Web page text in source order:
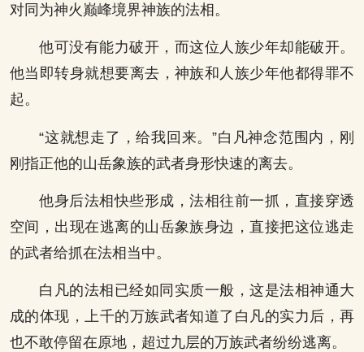
对同为神火巅峰境界神族的法相。
他可没有能力破开，而这位人族少年却能破开。
他当即转身就想要离去，神族和人族少年他都得罪不
起。
“这就想走了，给我回来。”白凡神念范围内，刚
刚指正他的山岳象族的武者身形快速的离去。
他身后法相快些形成，法相往前一抓，直接穿透
空间，出现在逃离的山岳象族身边，直接把这位逃走
的武者给抓在法相当中。
白凡的法相已经如同实质一般，这是法相神通大
成的体现，上千的万族武者知道了白凡的实力后，再
也不敢停留在原地，超过九层的万族武者纷纷逃离。